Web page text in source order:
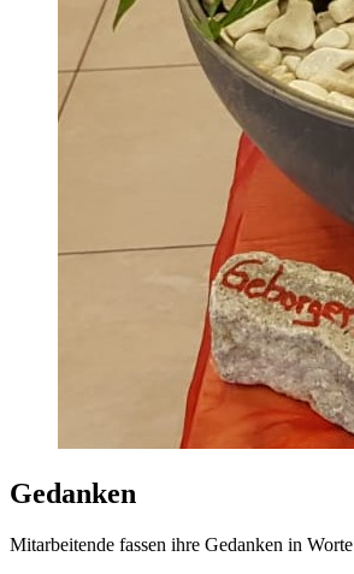
Gedanken
Mitarbeitende fassen ihre Gedanken in Worte